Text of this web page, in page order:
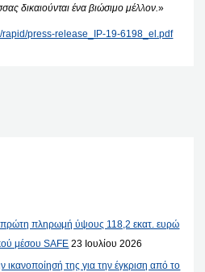
δικαιούνται ένα βιώσιμο μέλλον.»
rapid/press-release_IP-19-6198_el.pdf
πρώτη πληρωμή ύψους 118,2 εκατ. ευρώ
μέσου SAFE 23 Ιουλίου 2026
ικανοποίησή της για την έγκριση από το